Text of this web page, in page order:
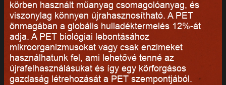
körben használt műanyag csomagolóanyag, és
viszonylag könnyen újrahasznosítható. A PET
önmagában a globális hulladéktermelés 12%-át
adja. A PET biológiai lebontásához
mikroorganizmusokat vagy csak enzimeket
használhatunk fel, ami lehetővé tenné az
újrafelhasználásukat és így egy körforgásos
gazdaság létrehozását a PET szempontjából.